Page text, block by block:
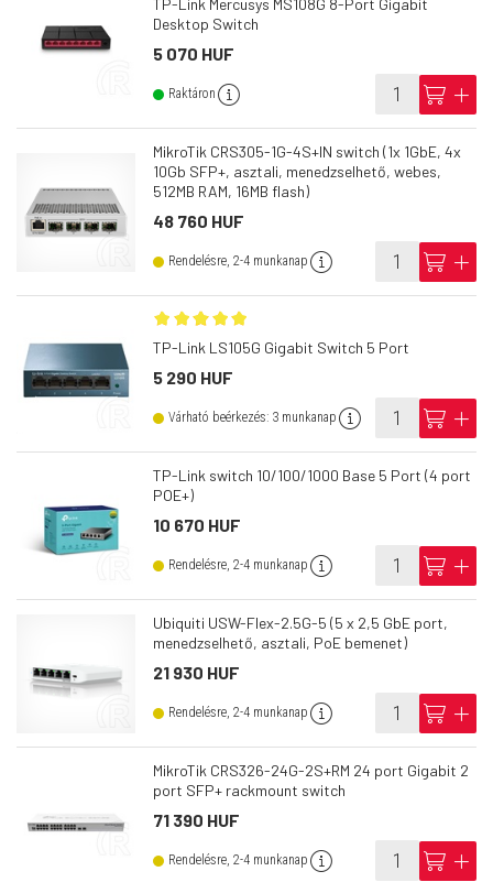
TP-Link Mercusys MS108G 8-Port Gigabit
Desktop Switch
5 070 HUF
Raktáron info cart add
MikroTik CRS305-1G-4S+IN switch (1x 1GbE, 4x
10Gb SFP+, asztali, menedzselhető, webes,
512MB RAM, 16MB flash)
48 760 HUF
Rendelésre, 2-4 munkanap info cart add
TP-Link LS105G Gigabit Switch 5 Port
5 290 HUF
Várható beérkezés: 3 munkanap info cart add
TP-Link switch 10/100/1000 Base 5 Port (4 port
POE+)
10 670 HUF
Rendelésre, 2-4 munkanap info cart add
Ubiquiti USW-Flex-2.5G-5 (5 x 2,5 GbE port,
menedzselhető, asztali, PoE bemenet)
21 930 HUF
Rendelésre, 2-4 munkanap info cart add
MikroTik CRS326-24G-2S+RM 24 port Gigabit 2
port SFP+ rackmount switch
71 390 HUF
Rendelésre, 2-4 munkanap info cart add